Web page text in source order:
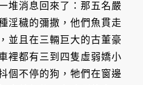
堆消息回來了：那五名嚴
淫穢的彌撒，他們魚貫走
並且在三輛巨大的古董豪
裡都有三到四隻虛弱嬌小
個不停的狗，牠們在窗邊